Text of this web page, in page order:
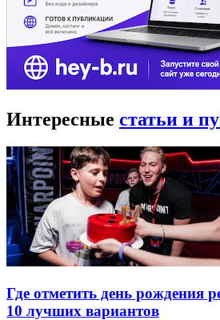
Интересные статьи и
Где отметить день рождения
10 лучших вариантов